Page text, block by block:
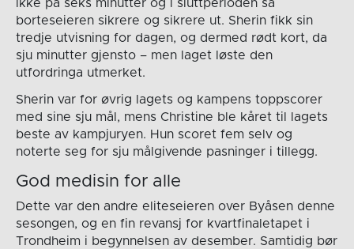
ikke på seks minutter og i sluttperioden så
borteseieren sikrere og sikrere ut. Sherin fikk sin
tredje utvisning for dagen, og dermed rødt kort, da
sju minutter gjensto – men laget løste den
utfordringa utmerket.
Sherin var for øvrig lagets og kampens toppscorer
med sine sju mål, mens Christine ble kåret til lagets
beste av kampjuryen. Hun scoret fem selv og
noterte seg for sju målgivende pasninger i tillegg.
God medisin for alle
Dette var den andre eliteseieren over Byåsen denne
sesongen, og en fin revansj for kvartfinaletapet i
Trondheim i begynnelsen av desember. Samtidig bør